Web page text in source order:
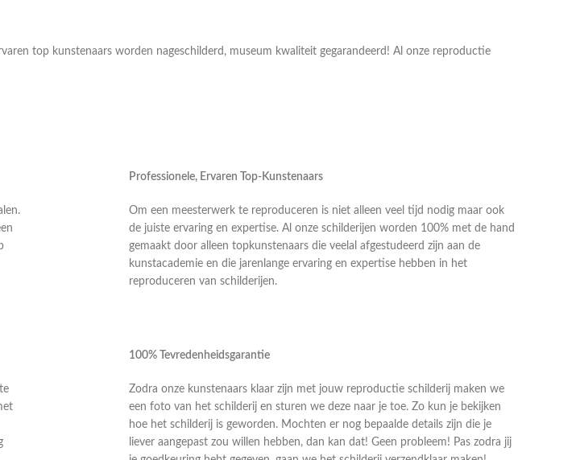
top kunstenaars worden nageschilderd, museum kwaliteit gegarandeerd! Al onze reproductie
Professionele, Ervaren Top-Kunstenaars
Om een meesterwerk te reproduceren is niet alleen veel tijd nodig maar ook
de juiste ervaring en expertise. Al onze schilderijen worden 100% met de hand
gemaakt door alleen topkunstenaars die veelal afgestudeerd zijn aan de
kunstacademie en die jarenlange ervaring en expertise hebben in het
reproduceren van schilderijen.
100% Tevredenheidsgarantie
Zodra onze kunstenaars klaar zijn met jouw reproductie schilderij maken we
een foto van het schilderij en sturen we deze naar je toe. Zo kun je bekijken
hoe het schilderij is geworden. Mochten er nog bepaalde details zijn die je
liever aangepast zou willen hebben, dan kan dat! Geen probleem! Pas zodra jij